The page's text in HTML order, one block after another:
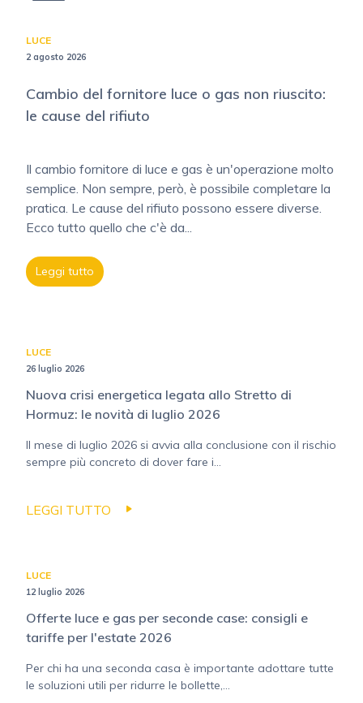
LUCE
2 agosto 2026
Cambio del fornitore luce o gas non riuscito:
le cause del rifiuto
Il cambio fornitore di luce e gas è un'operazione molto
semplice. Non sempre, però, è possibile completare la
pratica. Le cause del rifiuto possono essere diverse.
Ecco tutto quello che c'è da...
Leggi tutto
LUCE
26 luglio 2026
Nuova crisi energetica legata allo Stretto di
Hormuz: le novità di luglio 2026
Il mese di luglio 2026 si avvia alla conclusione con il rischio
sempre più concreto di dover fare i...
LEGGI TUTTO
LUCE
12 luglio 2026
Offerte luce e gas per seconde case: consigli e
tariffe per l'estate 2026
Per chi ha una seconda casa è importante adottare tutte
le soluzioni utili per ridurre le bollette,...